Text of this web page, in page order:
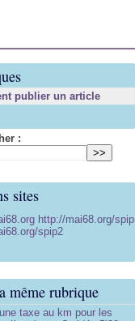
publier un article
:
sites
http://mai68.org/spip
spip2
même rubrique
taxe au km pour les